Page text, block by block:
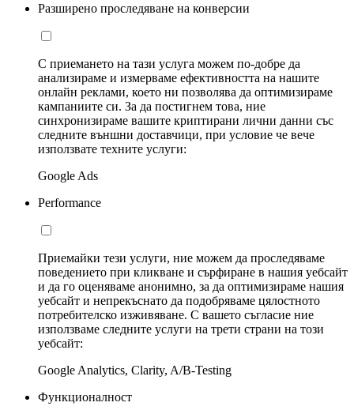
Разширено проследяване на конверсии
С приемането на тази услуга можем по-добре да
анализираме и измерваме ефективността на нашите
онлайн реклами, което ни позволява да оптимизираме
кампаниите си. За да постигнем това, ние
синхронизираме вашите криптирани лични данни със
следните външни доставчици, при условие че вече
използвате техните услуги:
Google Ads
Performance
Приемайки тези услуги, ние можем да проследяваме
поведението при кликване и сърфиране в нашия уебсайт
и да го оценяваме анонимно, за да оптимизираме нашия
уебсайт и непрекъснато да подобряваме цялостното
потребителско изживяване. С вашето съгласие ние
използваме следните услуги на трети страни на този
уебсайт:
Google Analytics, Clarity, A/B-Testing
Функционалност